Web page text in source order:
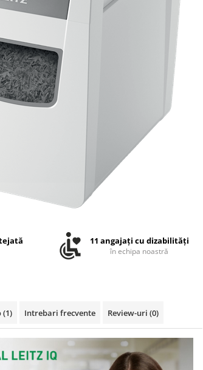
11 angajați cu dizabilități
în echipa noastră
(1) Intrebari frecvente Review-uri (0)